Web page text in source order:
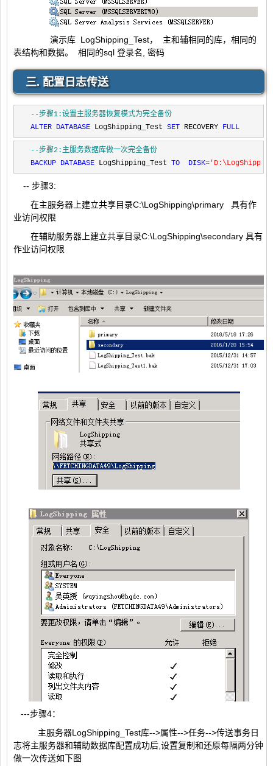
演示库 LogShipping_Test， 主和辅相同的库，相同的
表结构和数据。 相同的sql 登录名, 密码
三. 配置日志传送
--步骤1:设置主服务器恢复模式为完全备份
ALTER DATABASE LogShipping_Test SET RECOVERY FULL
--步骤2:主服务数据库做一次完全备份
BACKUP DATABASE LogShipping_Test TO DISK= '
-- 步骤3:
在主服务器上建立共享目录C:\LogShipping\primary 具有作
业访问权限
在辅助服务器上建立共享目录C:\LogShipping\secondary 具有
作业访问权限
---步骤4：
主服务器LogShipping_Test库-->属性-->任务-->传送事务日
志将主服务器和辅助数据库配置成功后,设置复制和还原每隔两分钟
做一次传送如下图